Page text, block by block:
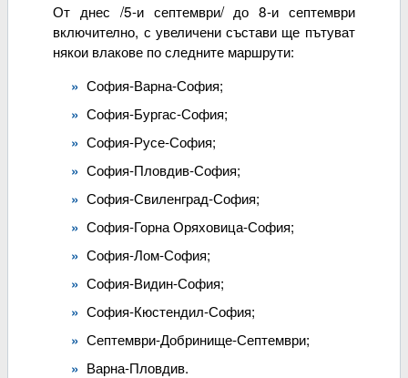
От днес /5-и септември/ до 8-и септември
включително, с увеличени състави ще пътуват
някои влакове по следните маршрути:
София-Варна-София;
София-Бургас-София;
София-Русе-София;
София-Пловдив-София;
София-Свиленград-София;
София-Горна Оряховица-София;
София-Лом-София;
София-Видин-София;
София-Кюстендил-София;
Септември-Добринище-Септември;
Варна-Пловдив.